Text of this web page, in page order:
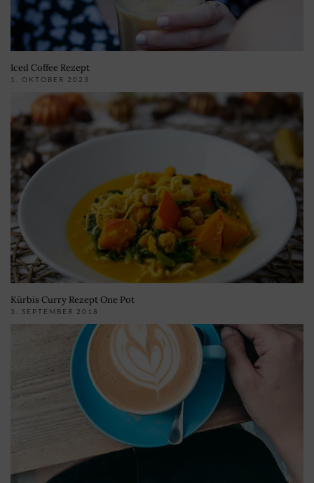
Iced Coffee Rezept
1. OKTOBER 2023
Kürbis Curry Rezept One Pot
3. SEPTEMBER 2018